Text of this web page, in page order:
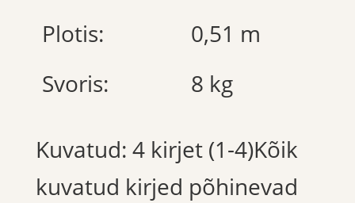
Plotis:
0,51 m
Svoris:
8 kg
Kuvatud: 4 kirjet (1-4)Kõik
kuvatud kirjed põhinevad